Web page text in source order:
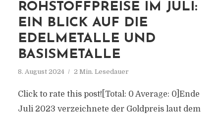
ROHSTOFFPREISE IM JULI:
EIN BLICK AUF DIE
EDELMETALLE UND
BASISMETALLE
8. August 2024 2 Min. Lesedauer
Click to rate this post![Total: 0 Average: 0]Ende
Juli 2023 verzeichnete der Goldpreis laut dem